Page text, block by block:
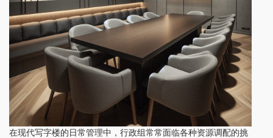
在现代写字楼的日常管理中，行政组常常面临各种资源调配的挑